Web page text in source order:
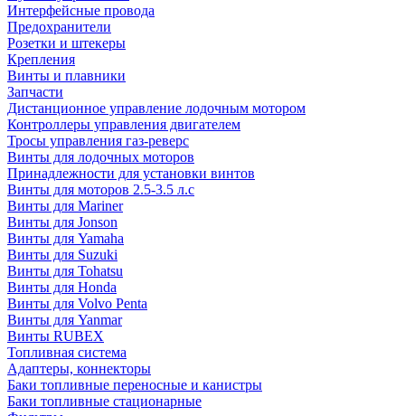
Интерфейсные провода
Предохранители
Розетки и штекеры
Крепления
Винты и плавники
Запчасти
Дистанционное управление лодочным мотором
Контроллеры управления двигателем
Тросы управления газ-реверс
Винты для лодочных моторов
Принадлежности для установки винтов
Винты для моторов 2.5-3.5 л.с
Винты для Mariner
Винты для Jonson
Винты для Yamaha
Винты для Suzuki
Винты для Tohatsu
Винты для Honda
Винты для Volvo Penta
Винты для Yanmar
Винты RUBEX
Топливная система
Адаптеры, коннекторы
Баки топливные переносные и канистры
Баки топливные стационарные